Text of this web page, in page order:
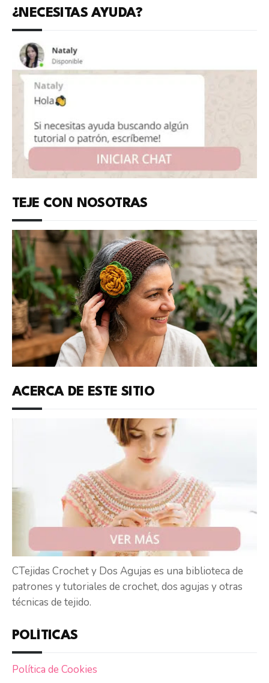
¿NECESITAS AYUDA?
TEJE CON NOSOTRAS
ACERCA DE ESTE SITIO
CTejidas Crochet y Dos Agujas es una biblioteca de
patrones y tutoriales de crochet, dos agujas y otras
técnicas de tejido.
POLÍTICAS
Política de Cookies